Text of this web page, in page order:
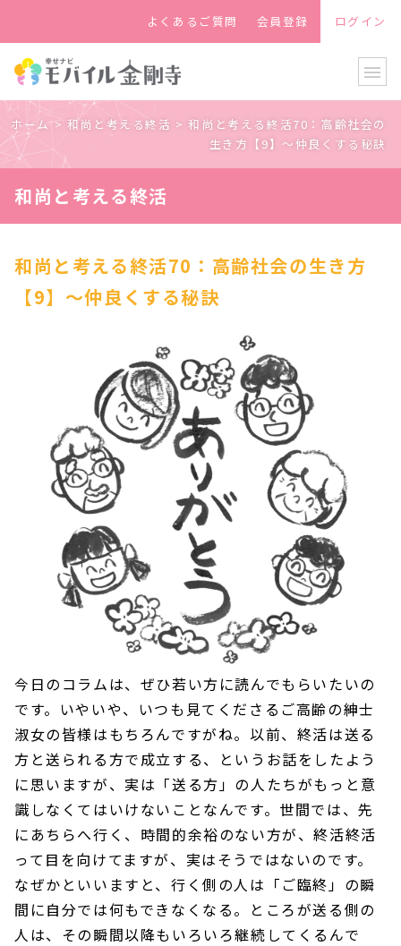
よくあるご質問 会員登録 ログイン
menu
ホーム> 和尚と考える終活 >和尚と考える終活70：高齢社会の
生き方【9】〜仲良くする秘訣
和尚と考える終活
和尚と考える終活70：高齢社会の生き方
【9】〜仲良くする秘訣
今日のコラムは、ぜひ若い方に読んでもらいたいの
です。いやいや、いつも見てくださるご高齢の紳士
淑女の皆様はもちろんですがね。以前、終活は送る
方と送られる方で成立する、というお話をしたよう
に思いますが、実は「送る方」の人たちがもっと意
識しなくてはいけないことなんです。世間では、先
にあちらへ行く、時間的余裕のない方が、終活終活
って目を向けてますが、実はそうではないのです。
なぜかといいますと、行く側の人は「ご臨終」の瞬
間に自分では何もできなくなる。ところが送る側の
人は、その瞬間以降もいろいろ継続してくるんで